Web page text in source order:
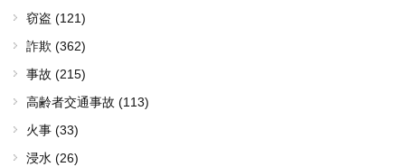
窃盗 (121)
詐欺 (362)
事故 (215)
高齢者交通事故 (113)
火事 (33)
浸水 (26)